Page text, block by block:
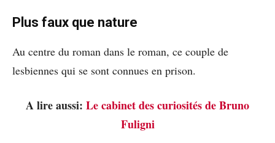
Plus faux que nature
Au centre du roman dans le roman, ce couple de
lesbiennes qui se sont connues en prison.
A lire aussi: Le cabinet des curiosités de Bruno
Fuligni